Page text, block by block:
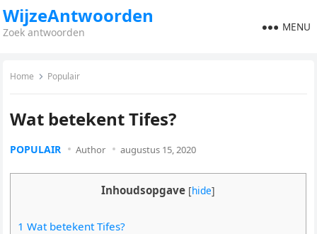
WijzeAntwoorden
Zoek antwoorden MENU
Home Populair
Wat betekent Tifes?
POPULAIR Author augustus 15, 2020
Inhoudsopgave [hide]
1 Wat betekent Tifes?